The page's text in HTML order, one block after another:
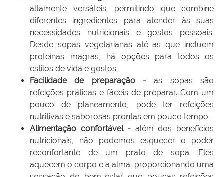
altamente versáteis, permitindo que combine
diferentes ingredientes para atender às suas
necessidades nutricionais e gostos pessoais.
Desde sopas vegetarianas até as que incluem
proteínas magras, há opções para todos os
estilos de vida e gostos.
Facilidade de preparação - as sopas são
refeições práticas e fáceis de preparar. Com um
pouco de planeamento, pode ter refeições
nutritivas e saborosas prontas em pouco tempo.
Alimentação confortável - além dos benefícios
nutricionais, não podemos esquecer o poder
reconfortante de um prato de sopa. Eles
aquecem o corpo e a alma, proporcionando uma